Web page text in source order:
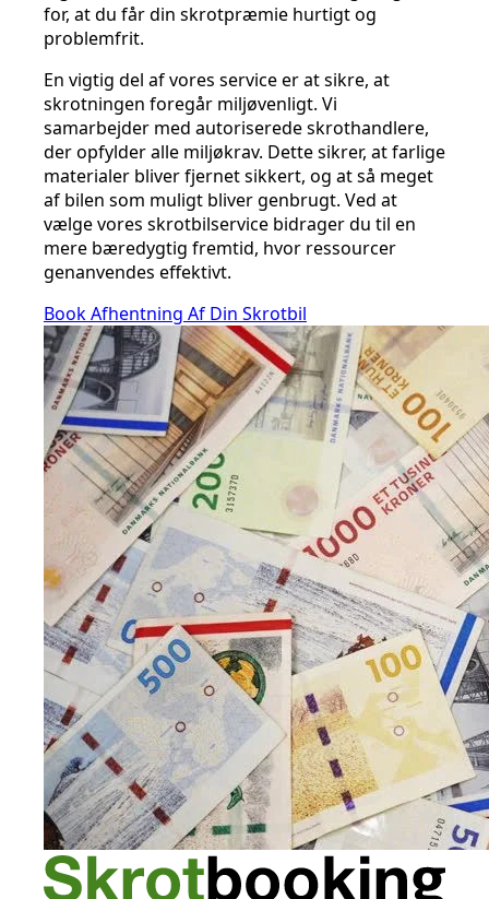
for, at du får din skrotpræmie hurtigt og
problemfrit.
En vigtig del af vores service er at sikre, at
skrotningen foregår miljøvenligt. Vi
samarbejder med autoriserede skrothandlere,
der opfylder alle miljøkrav. Dette sikrer, at farlige
materialer bliver fjernet sikkert, og at så meget
af bilen som muligt bliver genbrugt. Ved at
vælge vores skrotbilservice bidrager du til en
mere bæredygtig fremtid, hvor ressourcer
genanvendes effektivt.
Book Afhentning Af Din Skrotbil